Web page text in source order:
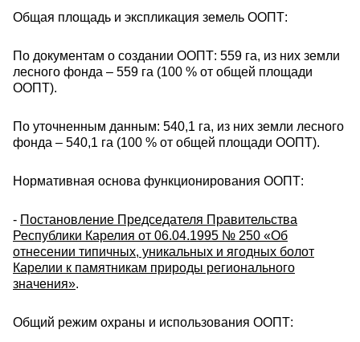
Общая площадь и экспликация земель ООПТ:
По документам о создании ООПТ: 559 га, из них земли
лесного фонда – 559 га (100 % от общей площади
ООПТ).
По уточненным данным: 540,1 га, из них земли лесного
фонда – 540,1 га (100 % от общей площади ООПТ).
Нормативная основа функционирования ООПТ:
- Постановление Председателя Правительства
Республики Карелия от 06.04.1995 № 250 «Об
отнесении типичных, уникальных и ягодных болот
Карелии к памятникам природы регионального
значения».
Общий режим охраны и использования ООПТ: